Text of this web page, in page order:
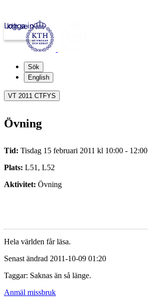
kth.se
Logga in
Sök
English
VT 2011 CTFYS
Övning
Tid: Tisdag 15 februari 2011 kl 10:00 - 12:00
Plats: L51, L52
Aktivitet: Övning
Hela världen får läsa.
Senast ändrad 2011-10-09 01:20
Taggar: Saknas än så länge.
Anmäl missbruk